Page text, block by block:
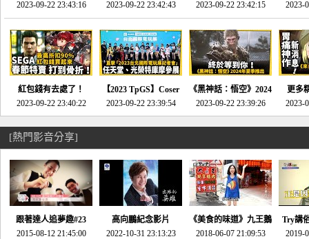
推的JRPG神作《神之
天平》介紹！-電玩宅
速配20230126
2023-09-22 23:43:16
命異次元 重製版》重
回「石村號」的恐懼體
驗-電玩宅速配
20230125
2023-09-22 23:42:43
場》將推出「重製
版」!!!今年就能玩到!!-
電玩宅速配20230124
2023-09-22 23:42:15
SE社
動作角
電玩宅
2023-
紅包錢有去處了！
SEGA春節特賣 超過85
款遊戲打到骨折-電玩
宅速配20230119
2023-09-22 23:40:22
【2023 TpGS】Coser
和Show Girl搶先看！
直擊展前記者會-電玩
2023-09-22 23:39:54
《黑神話：悟空》2024
年夏季推出！確定不會
延期齁？-電玩宅速配
2023-09-22 23:39:26
更多
《來
金鄉
2023-
[熱門影音分享]
跟著達人追夢趣#23
promo-我想開間咖啡
2015-08-12 21:45:00
高向鵬紀念影片
2022-10-31 23:13:23
《美食的味道》九王鵝
肉
2018-06-07 21:09:53
Try講
2019-